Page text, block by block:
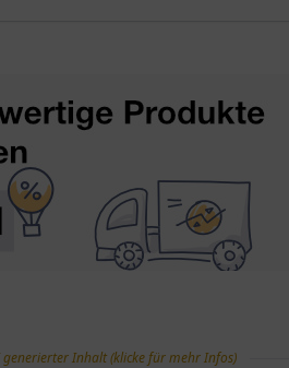
generierter Inhalt (klicke für mehr Infos)